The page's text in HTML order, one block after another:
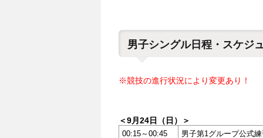
男子シングル日程・スケジ
※競技の進行状況により変更あり！
＜9月24日（日）＞
00:15～00:45
男子第1グループ公式練